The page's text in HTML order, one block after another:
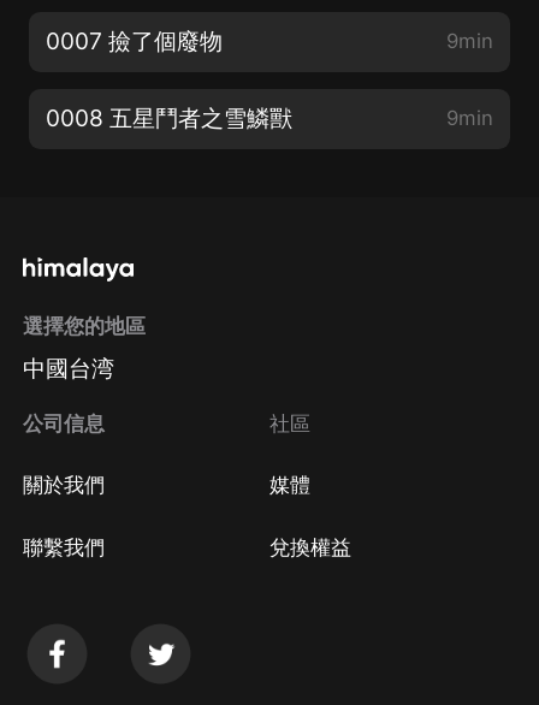
0007 撿了個廢物 9min
0008 五星鬥者之雪鱗獸 9min
選擇您的地區
中國台湾
公司信息
關於我們
聯繫我們
社區
媒體
兌換權益